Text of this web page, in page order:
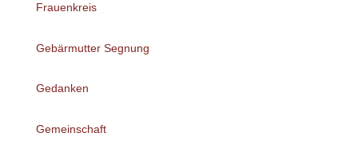
Frauenkreis
Gebärmutter Segnung
Gedanken
Gemeinschaft